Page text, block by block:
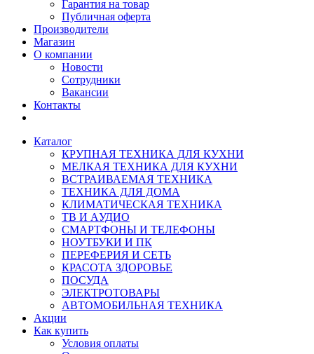
Гарантия на товар
Публичная оферта
Производители
Магазин
О компании
Новости
Сотрудники
Вакансии
Контакты
Каталог
КРУПНАЯ ТЕХНИКА ДЛЯ КУХНИ
МЕЛКАЯ ТЕХНИКА ДЛЯ КУХНИ
ВСТРАИВАЕМАЯ ТЕХНИКА
ТЕХНИКА ДЛЯ ДОМА
КЛИМАТИЧЕСКАЯ ТЕХНИКА
ТВ И AУДИО
СМАРТФОНЫ И ТЕЛЕФОНЫ
НОУТБУКИ И ПК
ПЕРЕФЕРИЯ И СЕТЬ
КРАСОТА ЗДОРОВЬЕ
ПОСУДА
ЭЛЕКТРОТОВАРЫ
АВТОМОБИЛЬНАЯ ТЕХНИКА
Акции
Как купить
Условия оплаты